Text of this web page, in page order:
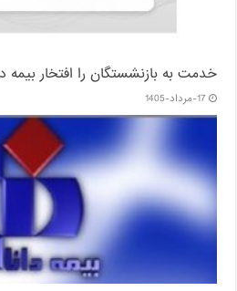
خدمت به بازنشستگان‌ را افتخار
17-مرداد-1405